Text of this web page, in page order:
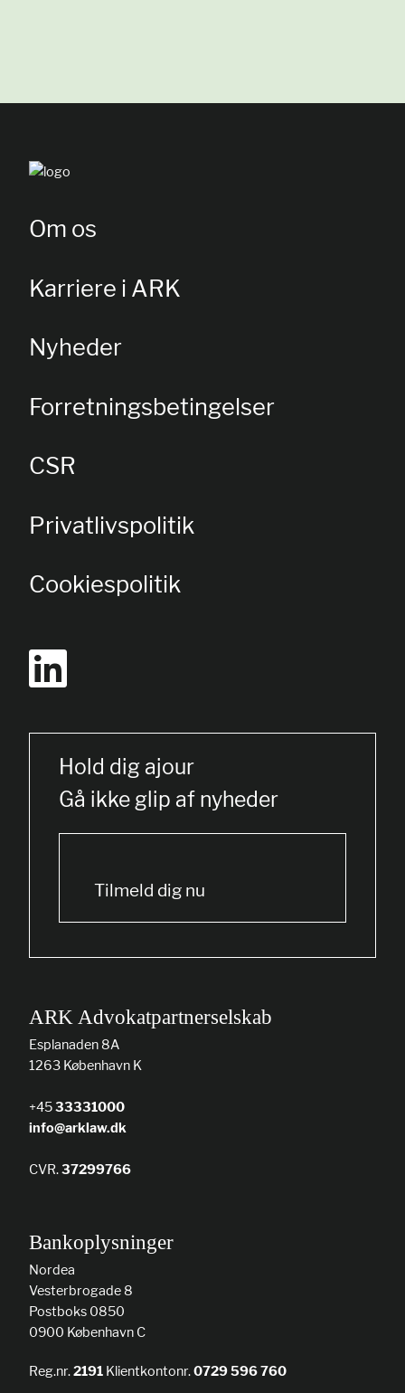
Om os
Karriere i ARK
Nyheder
Forretningsbetingelser
CSR
Privatlivspolitik
Cookiespolitik
Hold dig ajour
Gå ikke glip af nyheder
Tilmeld dig nu
ARK Advokatpartnerselskab
Esplanaden 8A
1263 København K
+4533331000
info@arklaw.dk
CVR.37299766
Bankoplysninger
Nordea
Vesterbrogade 8
Postboks 0850
0900 København C
Reg.nr.2191 Klientkontonr.0729 596 760